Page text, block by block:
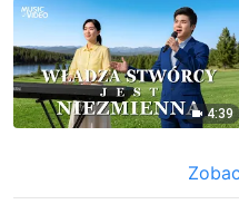
4:39